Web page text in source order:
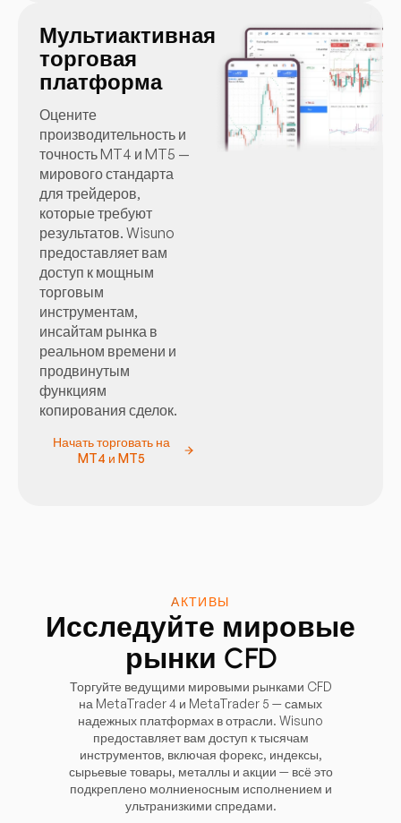
Мультиактивная
торговая
платформа
Оцените
производительность и
точность MT4 и MT5 —
мирового стандарта
для трейдеров,
которые требуют
результатов. Wisuno
предоставляет вам
доступ к мощным
торговым
инструментам,
инсайтам рынка в
реальном времени и
продвинутым
функциям
копирования сделок.
Начать торговать на
MT4 и MT5
АКТИВЫ
Исследуйте мировые
рынки CFD
Торгуйте ведущими мировыми рынками CFD
на MetaTrader 4 и MetaTrader 5 — самых
надежных платформах в отрасли. Wisuno
предоставляет вам доступ к тысячам
инструментов, включая форекс, индексы,
сырьевые товары, металлы и акции — всё это
подкреплено молниеносным исполнением и
ультранизкими спредами.